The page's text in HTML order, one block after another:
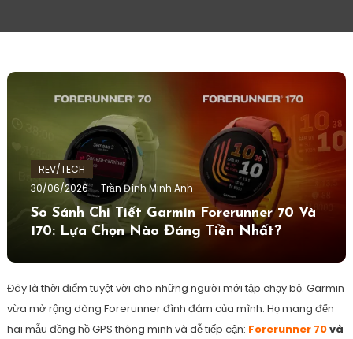
REV/TECH
30/06/2026
Trần Đình Minh Anh
So Sánh Chi Tiết Garmin Forerunner 70 Và
170: Lựa Chọn Nào Đáng Tiền Nhất?
Đây là thời điểm tuyệt vời cho những người mới tập chạy bộ. Garmin
vừa mở rộng dòng Forerunner đình đám của mình. Họ mang đến
hai mẫu đồng hồ GPS thông minh và dễ tiếp cận: Forerunner 70và